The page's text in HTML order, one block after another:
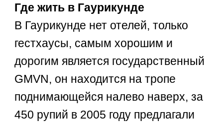
Где жить в Гаурикунде
В Гаурикунде нет отелей, только
гестхаусы, самым хорошим и
дорогим является государственный
GMVN, он находится на тропе
поднимающейся налево наверх, за
450 рупий в 2005 году предлагали